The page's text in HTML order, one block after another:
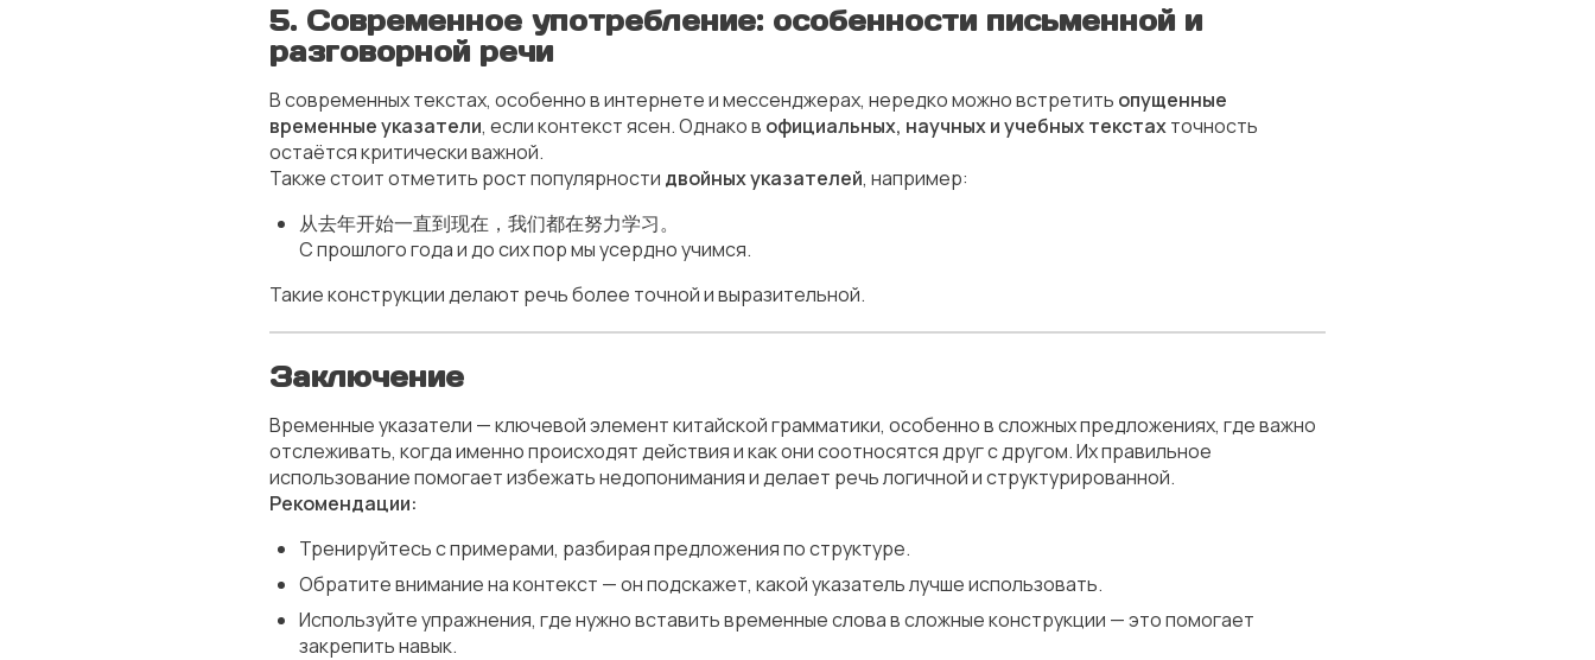
5. Современное употребление: особенности письменной и
разговорной речи
В современных текстах, особенно в интернете и мессенджерах, нередко можно встретить опущенные
временные указатели, если контекст ясен. Однако в официальных, научных и учебных текстахточность
остаётся критически важной.
Также стоит отметить рост популярности двойных указателей, например:
从去年开始一直到现在，我们都在努力学习。
С прошлого года и до сих пор мы усердно учимся.
Такие конструкции делают речь более точной и выразительной.
Заключение
Временные указатели — ключевой элемент китайской грамматики, особенно в сложных предложениях, где важно
отслеживать, когда именно происходят действия и как они соотносятся друг с другом. Их правильное
использование помогает избежать недопонимания и делает речь логичной и структурированной.
Рекомендации:
Тренируйтесь с примерами, разбирая предложения по структуре.
Обратите внимание на контекст — он подскажет, какой указатель лучше использовать.
Используйте упражнения, где нужно вставить временные слова в сложные конструкции — это помогает
закрепить навык.